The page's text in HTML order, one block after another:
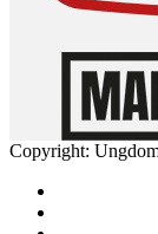
Copyright: